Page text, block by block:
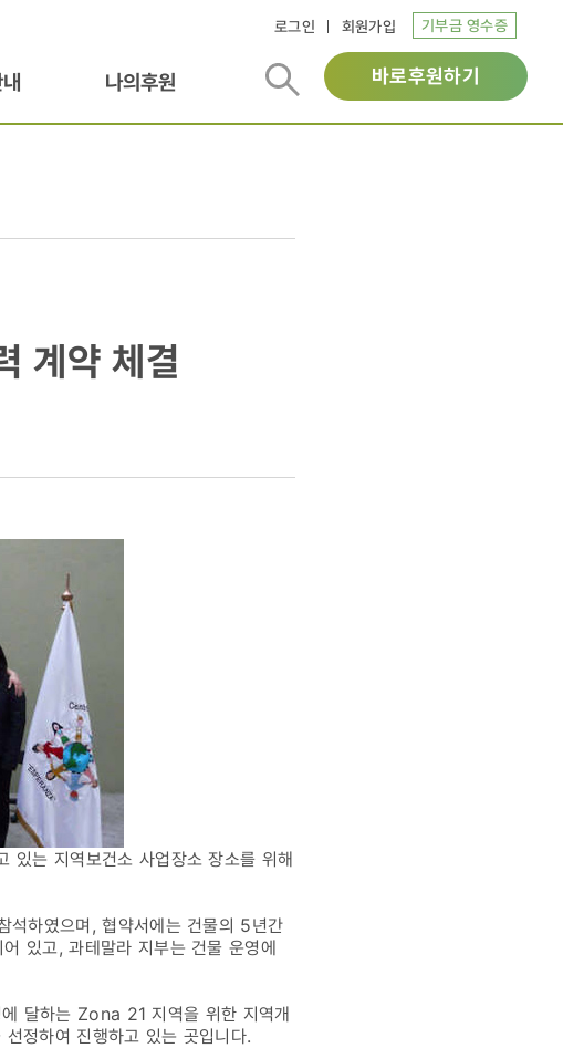
로그인 회원가입 기부금 영수증
나의후원 바로후원하기
계약 체결
있는 지역보건소 사업장소 장소를 위해
석하였으며, 협약서에는 건물의 5년간
있고, 과테말라 지부는 건물 운영에
달하는 Zona 21 지역을 위한 지역개
정하여 진행하고 있는 곳입니다.